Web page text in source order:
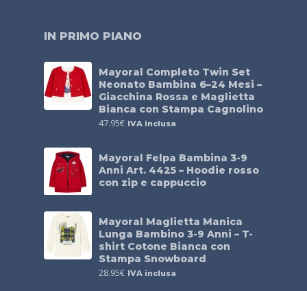
IN PRIMO PIANO
Mayoral Completo Twin Set
Neonato Bambina 6–24 Mesi –
Giacchina Rossa e Maglietta
Bianca con Stampa Cagnolino
47.95€ IVA inclusa
Mayoral Felpa Bambina 3-9
Anni Art. 4425 – Hoodie rosso
con zip e cappuccio
Mayoral Maglietta Manica
Lunga Bambino 3-9 Anni – T-
shirt Cotone Bianca con
Stampa Snowboard
28.95€ IVA inclusa